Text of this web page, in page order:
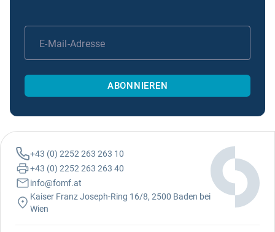
E-Mail-Adresse
ABONNIEREN
+43 (0) 2252 263 263 10
+43 (0) 2252 263 263 40
info@fomf.at
Kaiser Franz Joseph-Ring 16/8, 2500 Baden bei
Wien